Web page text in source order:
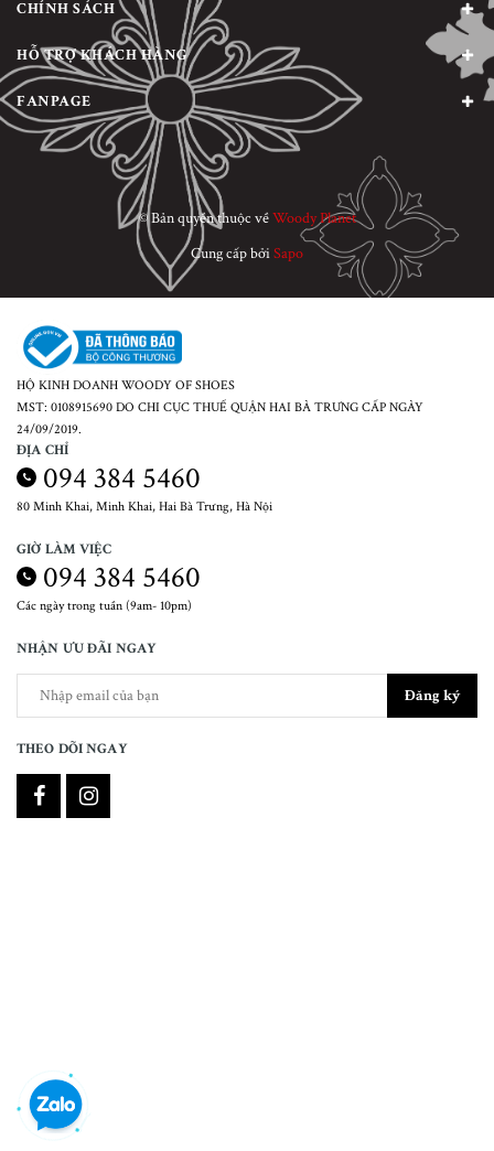
CHÍNH SÁCH
HỖ TRỢ KHÁCH HÀNG
FANPAGE
© Bản quyền thuộc vềWoody Planet
Cung cấp bởiSapo
HỘ KINH DOANH WOODY OF SHOES
MST: 0108915690 DO CHI CỤC THUẾ QUẬN HAI BÀ TRƯNG CẤP NGÀY
24/09/2019.
ĐỊA CHỈ
094 384 5460
80 Minh Khai, Minh Khai, Hai Bà Trưng, Hà Nội
GIỜ LÀM VIỆC
094 384 5460
Các ngày trong tuần (9am- 10pm)
NHẬN ƯU ĐÃI NGAY
Đăng ký
THEO DÕI NGAY